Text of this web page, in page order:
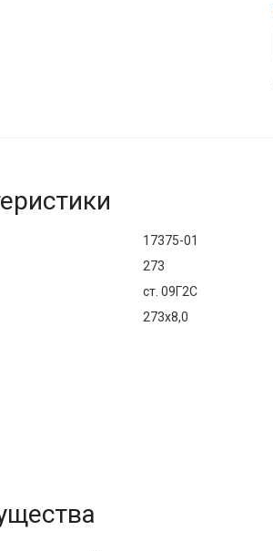
17375-01
273
ст. 09Г2С
273х8,0